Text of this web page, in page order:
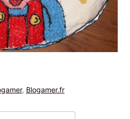
, Blogamer.fr